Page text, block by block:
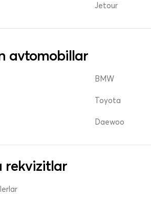
Jetour
avtomobillar
BMW
Toyota
Daewoo
rekvizitlar